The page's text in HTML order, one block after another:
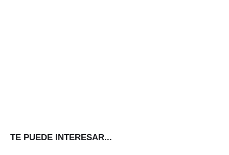
TE PUEDE INTERESAR...